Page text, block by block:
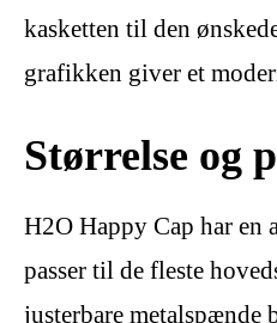
kasketten til den
grafikken giver et
Størrelse og
H2O Happy Cap har en
passer til de fleste
justerbare metalspænde